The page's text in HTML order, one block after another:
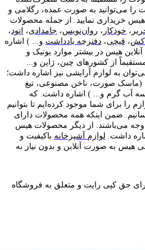
را می‌توانید به صورت عمده، رگلامی و
خریداری نمایید. از جمله محصولات
، خودکار ، روان‌نویس، جامدادی، اتود ،
، قیچی، دفترچه یادداشت و... ) اشاره
هیس در بیشتر موارد یونیک و
از کشور‌های چین، ژاپن و...
به لوازم آرایشی نیز اشاره داشت؛
(ماسک صورت، ناخن مصنوعی، تیغ
آب گرم و... ) اشاره داشت. که
را برای شما موجود کرده‌ایم تا بتوانیم
ضمن اینکه همه محصولات دارای
وجه می‌باشند. از دیگر محصولات هیس
داشت. لوازم آشپزخانه باکیفیت و
هیس به صورت آنلاین و بدون نیاز به
حق کپی رایت و متعلق به فروشگاه